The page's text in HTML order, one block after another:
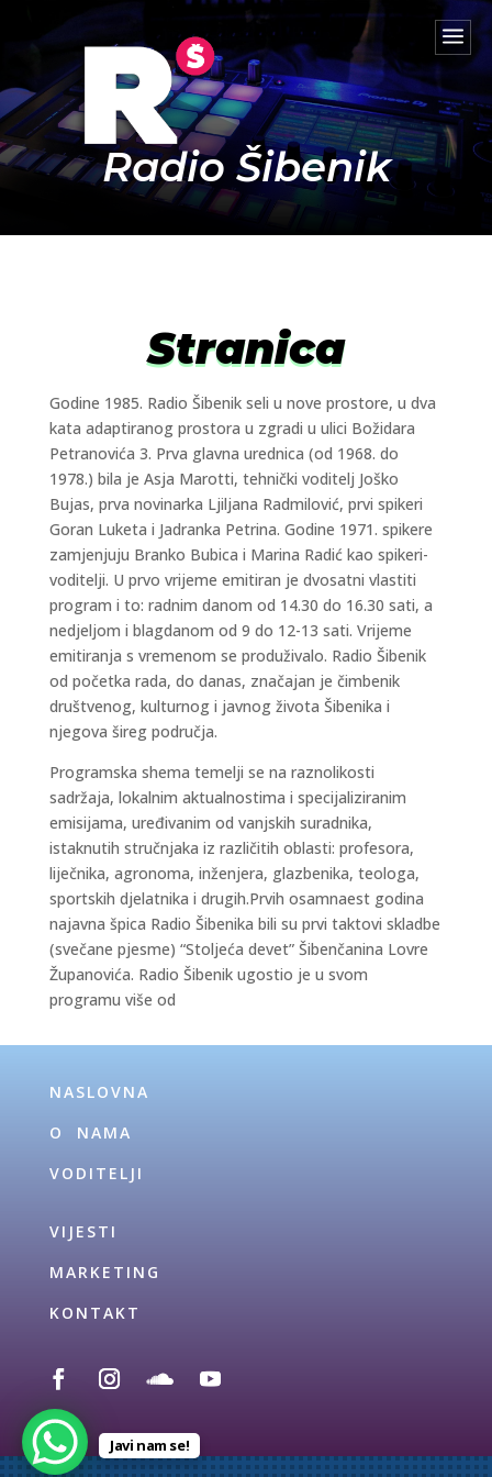
a
Radio Šibenik
Stranica
Godine 1985. Radio Šibenik seli u nove prostore, u dva
kata adaptiranog prostora u zgradi u ulici Božidara
Petranovića 3. Prva glavna urednica (od 1968. do
1978.) bila je Asja Marotti, tehnički voditelj Joško
Bujas, prva novinarka Ljiljana Radmilović, prvi spikeri
Goran Luketa i Jadranka Petrina. Godine 1971. spikere
zamjenjuju Branko Bubica i Marina Radić kao spikeri-
voditelji. U prvo vrijeme emitiran je dvosatni vlastiti
program i to: radnim danom od 14.30 do 16.30 sati, a
nedjeljom i blagdanom od 9 do 12-13 sati. Vrijeme
emitiranja s vremenom se produživalo. Radio Šibenik
od početka rada, do danas, značajan je čimbenik
društvenog, kulturnog i javnog života Šibenika i
njegova šireg područja.
Programska shema temelji se na raznolikosti
sadržaja, lokalnim aktualnostima i specijaliziranim
emisijama, uređivanim od vanjskih suradnika,
istaknutih stručnjaka iz različitih oblasti: profesora,
liječnika, agronoma, inženjera, glazbenika, teologa,
sportskih djelatnika i drugih.Prvih osamnaest godina
najavna špica Radio Šibenika bili su prvi taktovi skladbe
(svečane pjesme) “Stoljeća devet” Šibenčanina Lovre
Županovića. Radio Šibenik ugostio je u svom
programu više od
NASLOVNA
O NAMA
VODITELJI
VIJESTI
MARKETING
KONTAKT
Javi nam se!